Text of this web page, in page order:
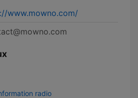
www.mowno.com/
radio